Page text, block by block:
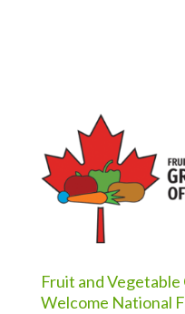
Fruit and
Welcome National